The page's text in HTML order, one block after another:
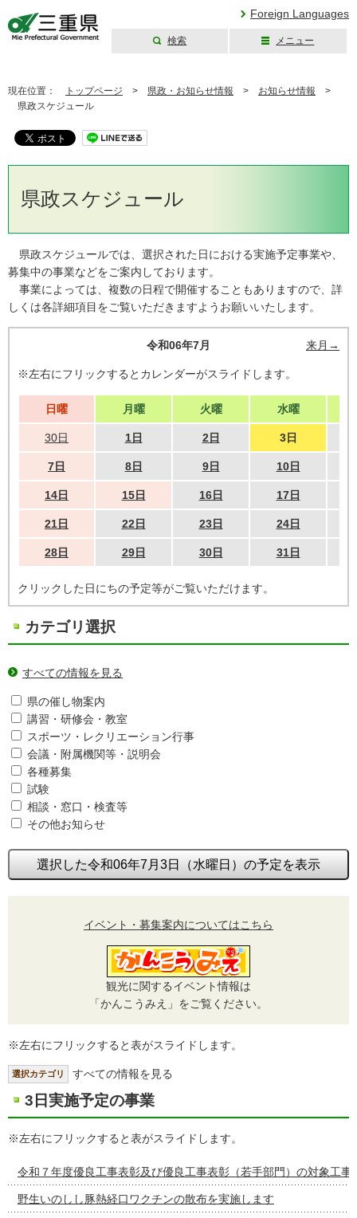
Foreign Languages
検索 メニュー
現在位置： トップページ > 県政・お知らせ情報 > お知らせ情報 >
県政スケジュール
県政スケジュール
県政スケジュールでは、選択された日における実施予定事業や、
募集中の事業などをご案内しております。
事業によっては、複数の日程で開催することもありますので、詳
しくは各詳細項目をご覧いただきますようお願いいたします。
令和06年7月 来月→
※左右にフリックするとカレンダーがスライドします。
日曜 月曜 火曜 水曜
30日 1日 2日 3日
7日 8日 9日 10日
14日 15日 16日 17日
21日 22日 23日 24日
28日 29日 30日 31日
クリックした日にちの予定等がご覧いただけます。
カテゴリ選択
すべての情報を見る
県の催し物案内
講習・研修会・教室
スポーツ・レクリエーション行事
会議・附属機関等・説明会
各種募集
試験
相談・窓口・検査等
その他お知らせ
選択した令和06年7月3日（水曜日）の予定を表示
イベント・募集案内についてはこちら
観光に関するイベント情報は
「かんこうみえ」をご覧ください。
※左右にフリックすると表がスライドします。
選択カテゴリ すべての情報を見る
3日実施予定の事業
※左右にフリックすると表がスライドします。
令和７年度優良工事表彰及び優良工事表彰（若手部門）の対象工事
野生いのしし豚熱経口ワクチンの散布を実施します